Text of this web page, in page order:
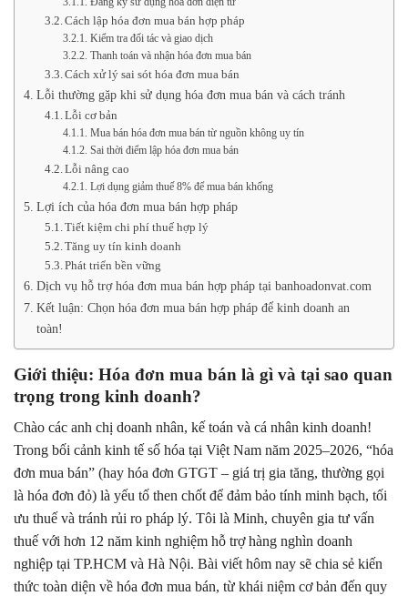
Cách lập hóa đơn mua bán hợp pháp
Kiểm tra đối tác và giao dịch
Thanh toán và nhận hóa đơn mua bán
Cách xử lý sai sót hóa đơn mua bán
Lỗi thường gặp khi sử dụng hóa đơn mua bán và cách tránh
Lỗi cơ bản
Mua bán hóa đơn mua bán từ nguồn không uy tín
Sai thời điểm lập hóa đơn mua bán
Lỗi nâng cao
Lợi dụng giảm thuế 8% để mua bán khống
Lợi ích của hóa đơn mua bán hợp pháp
Tiết kiệm chi phí thuế hợp lý
Tăng uy tín kinh doanh
Phát triển bền vững
Dịch vụ hỗ trợ hóa đơn mua bán hợp pháp tại banhoadonvat.com
Kết luận: Chọn hóa đơn mua bán hợp pháp để kinh doanh an
toàn!
Giới thiệu: Hóa đơn mua bán là gì và tại sao quan
trọng trong kinh doanh?
Chào các anh chị doanh nhân, kế toán và cá nhân kinh doanh!
Trong bối cảnh kinh tế số hóa tại Việt Nam năm 2025–2026, “hóa
đơn mua bán” (hay hóa đơn GTGT – giá trị gia tăng, thường gọi
là hóa đơn đỏ) là yếu tố then chốt để đảm bảo tính minh bạch, tối
ưu thuế và tránh rủi ro pháp lý. Tôi là Minh, chuyên gia tư vấn
thuế với hơn 12 năm kinh nghiệm hỗ trợ hàng nghìn doanh
nghiệp tại TP.HCM và Hà Nội. Bài viết hôm nay sẽ chia sẻ kiến
thức toàn diện về hóa đơn mua bán, từ khái niệm cơ bản đến quy